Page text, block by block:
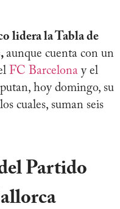
lidera la Tabla de
aunque cuenta con un
FC Barcelona y el
hoy domingo, su
cuales, suman seis
Partido